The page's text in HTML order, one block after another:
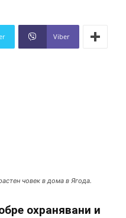
Viber
човек в дома в Ягода.
охранявани и